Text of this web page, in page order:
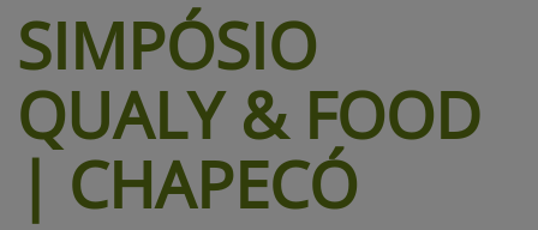
SIMPÓSIO
QUALY & FOOD
| CHAPECÓ